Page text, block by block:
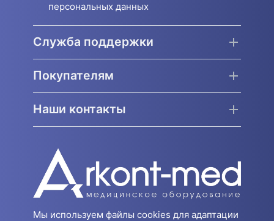
персональных данных
Служба поддержки
Покупателям
Наши контакты
Мы используем файлы cookies для адаптации